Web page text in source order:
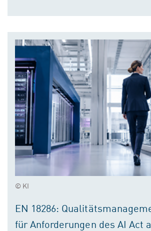
© KI
EN 18286:
für Anforderungen des AI Act